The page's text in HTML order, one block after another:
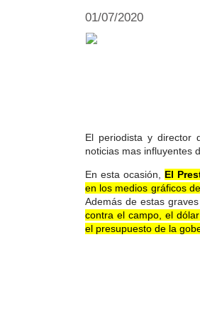
01/07/2020
El periodista y director
noticias mas influyentes
En esta ocasión, El
en los medios gráficos
Además de estas
contra el campo, el dólar
el presupuesto de la